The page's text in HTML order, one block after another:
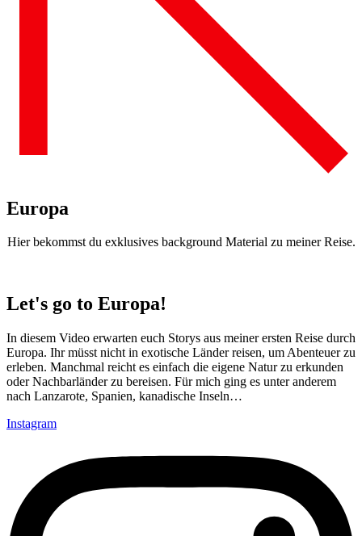
Europa
Hier bekommst du exklusives background Material zu meiner Reise.
Let's go to Europa!
In diesem Video erwarten euch Storys aus meiner ersten Reise durch
Europa. Ihr müsst nicht in exotische Länder reisen, um Abenteuer zu
erleben. Manchmal reicht es einfach die eigene Natur zu erkunden
oder Nachbarländer zu bereisen. Für mich ging es unter anderem
nach Lanzarote, Spanien, kanadische Inseln…
Instagram